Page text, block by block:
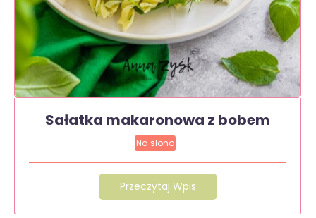
Sałatka makaronowa z bobem
Na słono
Przeczytaj Wpis